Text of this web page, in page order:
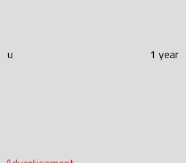
u 1 year